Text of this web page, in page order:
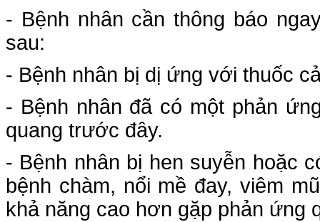
- Bệnh nhân cần thông báo
sau:
- Bệnh nhân bị dị ứng với thuốc
- Bệnh nhân đã có một phản
quang trước đây.
- Bệnh nhân bị hen suyễn hoặc
bệnh chàm, nổi mề đay, viêm
khả năng cao hơn gặp phản ứng